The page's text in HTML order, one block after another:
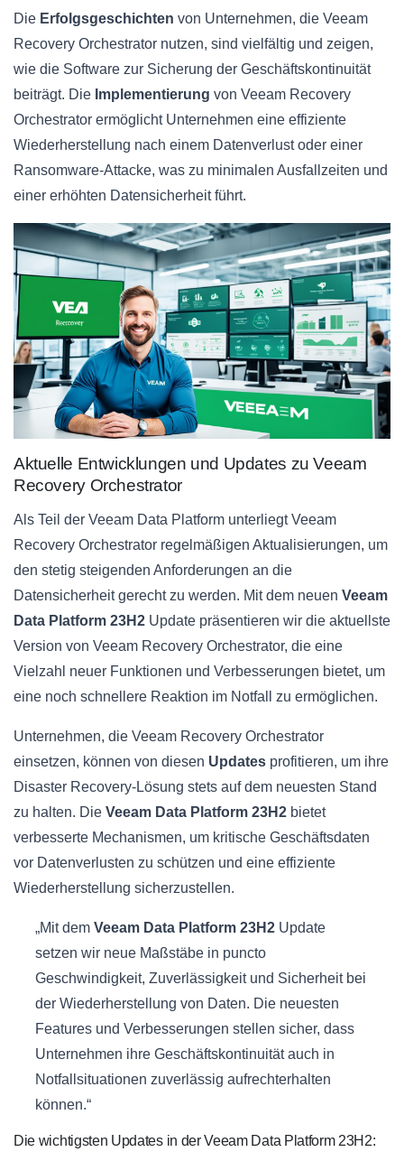
Die Erfolgsgeschichten von Unternehmen, die Veeam
Recovery Orchestrator nutzen, sind vielfältig und zeigen,
wie die Software zur Sicherung der Geschäftskontinuität
beiträgt. Die Implementierung von Veeam Recovery
Orchestrator ermöglicht Unternehmen eine effiziente
Wiederherstellung nach einem Datenverlust oder einer
Ransomware-Attacke, was zu minimalen Ausfallzeiten und
einer erhöhten Datensicherheit führt.
Aktuelle Entwicklungen und Updates zu Veeam
Recovery Orchestrator
Als Teil der Veeam Data Platform unterliegt Veeam
Recovery Orchestrator regelmäßigen Aktualisierungen, um
den stetig steigenden Anforderungen an die
Datensicherheit gerecht zu werden. Mit dem neuen Veeam
Data Platform 23H2 Update präsentieren wir die aktuellste
Version von Veeam Recovery Orchestrator, die eine
Vielzahl neuer Funktionen und Verbesserungen bietet, um
eine noch schnellere Reaktion im Notfall zu ermöglichen.
Unternehmen, die Veeam Recovery Orchestrator
einsetzen, können von diesen Updates profitieren, um ihre
Disaster Recovery-Lösung stets auf dem neuesten Stand
zu halten. Die Veeam Data Platform 23H2 bietet
verbesserte Mechanismen, um kritische Geschäftsdaten
vor Datenverlusten zu schützen und eine effiziente
Wiederherstellung sicherzustellen.
„Mit dem Veeam Data Platform 23H2 Update
setzen wir neue Maßstäbe in puncto
Geschwindigkeit, Zuverlässigkeit und Sicherheit bei
der Wiederherstellung von Daten. Die neuesten
Features und Verbesserungen stellen sicher, dass
Unternehmen ihre Geschäftskontinuität auch in
Notfallsituationen zuverlässig aufrechterhalten
können.“
Die wichtigsten Updates in der Veeam Data Platform 23H2: